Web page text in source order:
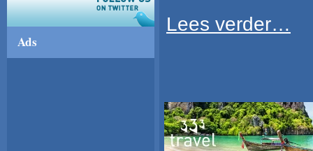
Ads
Lees verder…